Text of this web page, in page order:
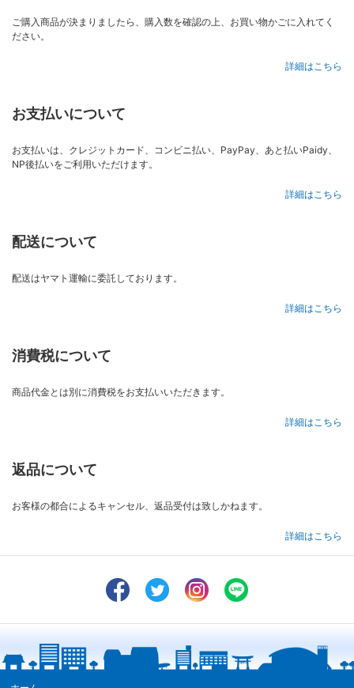
ご購入商品が決まりましたら、購入数を確認の上、お買い物かごに入れてく
ださい。
詳細はこちら
お支払いについて
お支払いは、クレジットカード、コンビニ払い、PayPay、あと払いPaidy、
NP後払いをご利用いただけます。
詳細はこちら
配送について
配送はヤマト運輸に委託しております。
詳細はこちら
消費税について
商品代金とは別に消費税をお支払いいただきます。
詳細はこちら
返品について
お客様の都合によるキャンセル、返品受付は致しかねます。
詳細はこちら